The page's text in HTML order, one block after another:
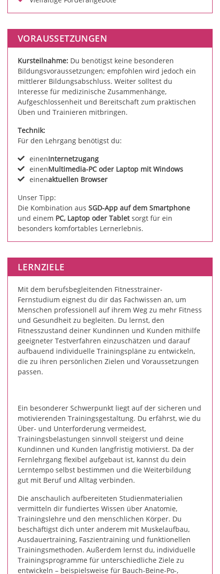
VORAUSSETZUNGEN
Kursteilnahme: Du benötigst keine besonderen
Bildungsvoraussetzungen; empfohlen wird jedoch ein
mittlerer Bildungsabschluss. Weiter solltest du
Interesse für medizinische Zusammenhänge,
Aufgeschlossenheit und Bereitschaft zum praktischen
Üben und Trainieren mitbringen.
Technik:
Für den Lehrgang benötigst du:
einenInternetzugang
einenMultimedia-PC oder Laptop mit Windows
einenaktuellen Browser
Unser Tipp:
Die Kombination aus SGD-App auf dem Smartphone
und einem PC, Laptop oder Tabletsorgt für ein
besonders komfortables Lernerlebnis.
LERNZIELE
Mit dem berufsbegleitenden Fitnesstrainer-
Fernstudium eignest du dir das Fachwissen an, um
Menschen professionell auf ihrem Weg zu mehr Fitness
und Gesundheit zu begleiten. Du lernst, den
Fitnesszustand deiner Kundinnen und Kunden mithilfe
geeigneter Testverfahren einzuschätzen und darauf
aufbauend individuelle Trainingspläne zu entwickeln,
die zu ihren persönlichen Zielen und Voraussetzungen
passen.
Ein besonderer Schwerpunkt liegt auf der sicheren und
motivierenden Trainingsgestaltung. Du erfährst, wie du
Über- und Unterforderung vermeidest,
Trainingsbelastungen sinnvoll steigerst und deine
Kundinnen und Kunden langfristig motivierst. Da der
Fernlehrgang flexibel aufgebaut ist, kannst du dein
Lerntempo selbst bestimmen und die Weiterbildung
gut mit Beruf und Alltag verbinden.
Die anschaulich aufbereiteten Studienmaterialien
vermitteln dir fundiertes Wissen über Anatomie,
Trainingslehre und den menschlichen Körper. Du
beschäftigst dich unter anderem mit Muskelaufbau,
Ausdauertraining, Faszientraining und funktionellen
Trainingsmethoden. Außerdem lernst du, individuelle
Trainingsprogramme für unterschiedliche Ziele zu
entwickeln – beispielsweise für Bauch-Beine-Po-,